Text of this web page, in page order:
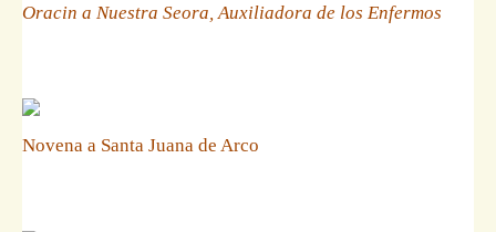
Oracin a Nuestra Seora, Auxiliadora de los Enfermos
Novena a Santa Juana de Arco